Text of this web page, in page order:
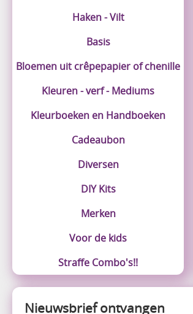
Haken - Vilt
Basis
Bloemen uit crêpepapier of chenille
Kleuren - verf - Mediums
Kleurboeken en Handboeken
Cadeaubon
Diversen
DIY Kits
Merken
Voor de kids
Straffe Combo's!!
Nieuwsbrief ontvangen